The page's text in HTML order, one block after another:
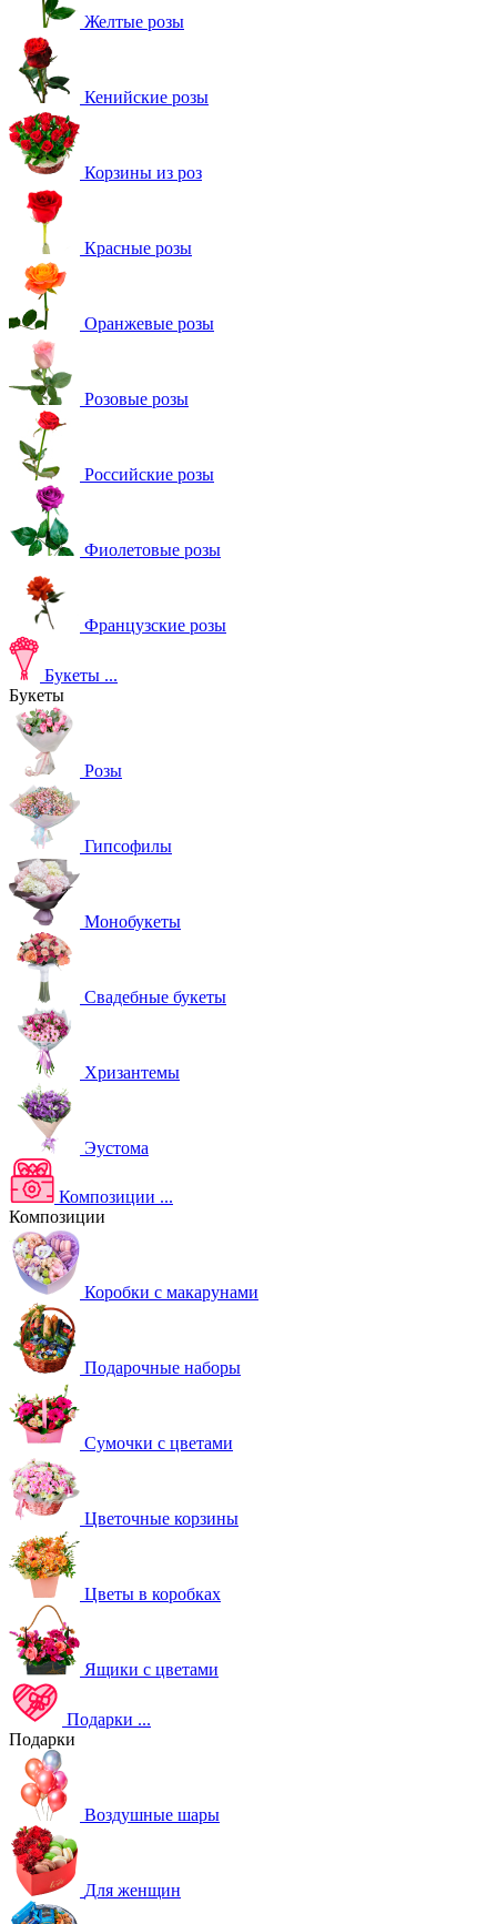
Желтые розы
Кенийские розы
Корзины из роз
Красные розы
Оранжевые розы
Розовые розы
Российские розы
Фиолетовые розы
Французские розы
Букеты ...
Букеты
Розы
Гипсофилы
Монобукеты
Свадебные букеты
Хризантемы
Эустома
Композиции ...
Композиции
Коробки с макарунами
Подарочные наборы
Сумочки с цветами
Цветочные корзины
Цветы в коробках
Ящики с цветами
Подарки ...
Подарки
Воздушные шары
Для женщин